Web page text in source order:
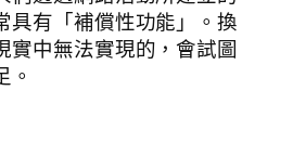
具有「補償性功能」。換
實中無法實現的，會試圖
。